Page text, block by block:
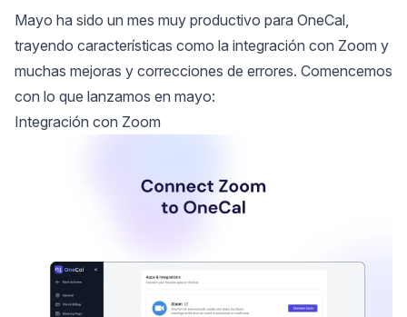
Mayo ha sido un mes muy productivo para OneCal,
trayendo características como la integración con Zoom y
muchas mejoras y correcciones de errores. Comencemos
con lo que lanzamos en mayo:
Integración con Zoom